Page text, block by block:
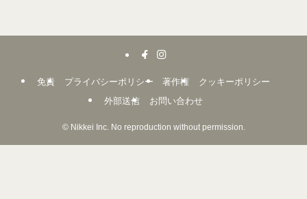
免責 プライバシーポリシー 著作権
クッキーポリシー
外部送信
お問い合わせ
©Nikkei Inc. No reproduction without permission.